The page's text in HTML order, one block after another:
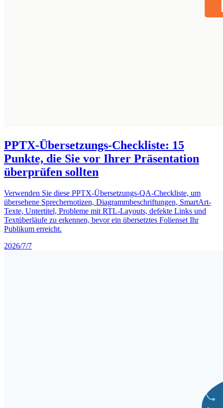
PPTX-Übersetzungs-Checkliste: 15
Punkte, die Sie vor Ihrer Präsentation
überprüfen sollten
Verwenden Sie diese PPTX-Übersetzungs-QA-Checkliste, um
übersehene Sprechernotizen, Diagrammbeschriftungen, SmartArt-
Texte, Untertitel, Probleme mit RTL-Layouts, defekte Links und
Textüberläufe zu erkennen, bevor ein übersetztes Folienset Ihr
Publikum erreicht.
2026/7/7